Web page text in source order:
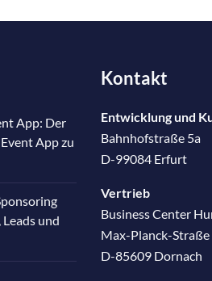
App: Der
App zu
und
Kontakt
Entwicklung und
Bahnhofstraße 5a
D-99084 Erfurt
Vertrieb
Business Center
Max-Planck-Straße
D-85609 Dornach